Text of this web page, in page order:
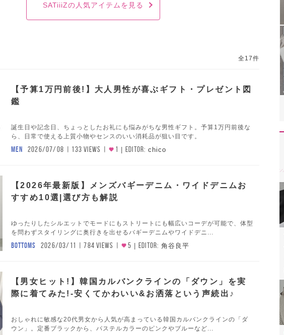
SATiiiZの人気アイテムを見る
全17件
【予算1万円前後!】大人男性が喜ぶギフト・プレゼント図
鑑
誕生日や記念日、ちょっとしたお礼にも悩みがちな男性ギフト。予算1万円前後な
ら、日常で使える上質小物やセンスのいい消耗品が狙い目です。
MEN 2026/07/08 133 VIEWS 1 EDITOR: chico
【2026年最新版】メンズバギーデニム・ワイドデニムお
すすめ10選|選び方も解説
ゆったりしたシルエットでモードにもストリートにも幅広いコーデが可能で、体型
を問わずスタイリングに奥行きを出せるバギーデニムやワイドデニ...
BOTTOMS 2026/03/11 784 VIEWS 5 EDITOR: 角谷良平
【男女ヒット!】韓国カルバンクラインの「ダウン」を実
際に着てみた!-安くてかわいい&お洒落という声続出♪
おしゃれに敏感な20代男女から人気が高まっている韓国カルバンクラインの「ダ
ウン」。定番ブラックから、パステルカラーのピンクやブルーなど...